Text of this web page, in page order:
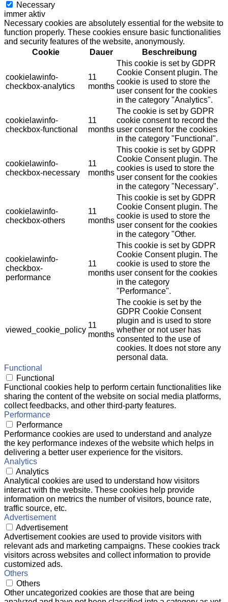
Necessary
immer aktiv
Necessary cookies are absolutely essential for the website to
function properly. These cookies ensure basic functionalities
and security features of the website, anonymously.
Cookie
Dauer Beschreibung
cookielawinfo-
checkbox-analytics
11
months
This cookie is set by GDPR
Cookie Consent plugin. The
cookie is used to store the
user consent for the cookies
in the category "Analytics".
cookielawinfo-
checkbox-functional
11
months
The cookie is set by GDPR
cookie consent to record the
user consent for the cookies
in the category "Functional".
cookielawinfo-
checkbox-necessary
11
months
This cookie is set by GDPR
Cookie Consent plugin. The
cookies is used to store the
user consent for the cookies
in the category "Necessary".
cookielawinfo-
checkbox-others
11
months
This cookie is set by GDPR
Cookie Consent plugin. The
cookie is used to store the
user consent for the cookies
in the category "Other.
cookielawinfo-
checkbox-
performance
11
months
This cookie is set by GDPR
Cookie Consent plugin. The
cookie is used to store the
user consent for the cookies
in the category
"Performance".
viewed_cookie_policy
11
months
The cookie is set by the
GDPR Cookie Consent
plugin and is used to store
whether or not user has
consented to the use of
cookies. It does not store any
personal data.
Functional
Functional
Functional cookies help to perform certain functionalities like
sharing the content of the website on social media platforms,
collect feedbacks, and other third-party features.
Performance
Performance
Performance cookies are used to understand and analyze
the key performance indexes of the website which helps in
delivering a better user experience for the visitors.
Analytics
Analytics
Analytical cookies are used to understand how visitors
interact with the website. These cookies help provide
information on metrics the number of visitors, bounce rate,
traffic source, etc.
Advertisement
Advertisement
Advertisement cookies are used to provide visitors with
relevant ads and marketing campaigns. These cookies track
visitors across websites and collect information to provide
customized ads.
Others
Others
Other uncategorized cookies are those that are being